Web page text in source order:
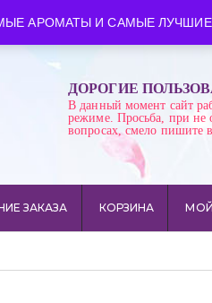
АРОМАТЫ И САМЫЕ
10:00-21:00
ДОРОГИЕ
В данный момент сайт
режиме. Просьба, при не
вопросах, смело пишите
ЗАКАЗА КОРЗИНА МОЙ